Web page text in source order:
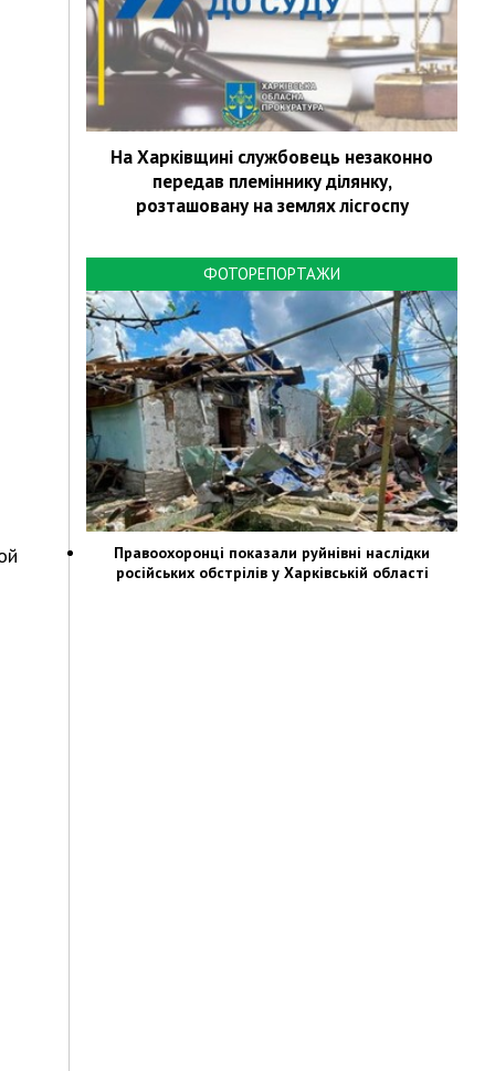
На Харківщині службовець незаконно
передав племіннику ділянку,
розташовану на землях лісгоспу
ФОТОРЕПОРТАЖИ
Правоохоронці показали руйнівні наслідки
російських обстрілів у Харківській області